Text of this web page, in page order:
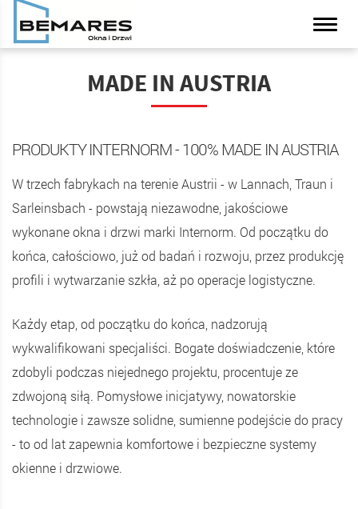
MADE IN AUSTRIA
PRODUKTY INTERNORM - 100% MADE IN AUSTRIA
W trzech fabrykach na terenie Austrii - w Lannach, Traun i
Sarleinsbach - powstają niezawodne, jakościowe
wykonane okna i drzwi marki Internorm. Od początku do
końca, całościowo, już od badań i rozwoju, przez produkcję
profili i wytwarzanie szkła, aż po operacje logistyczne.
Każdy etap, od początku do końca, nadzorują
wykwalifikowani specjaliści. Bogate doświadczenie, które
zdobyli podczas niejednego projektu, procentuje ze
zdwojoną siłą. Pomysłowe inicjatywy, nowatorskie
technologie i zawsze solidne, sumienne podejście do pracy
- to od lat zapewnia komfortowe i bezpieczne systemy
okienne i drzwiowe.